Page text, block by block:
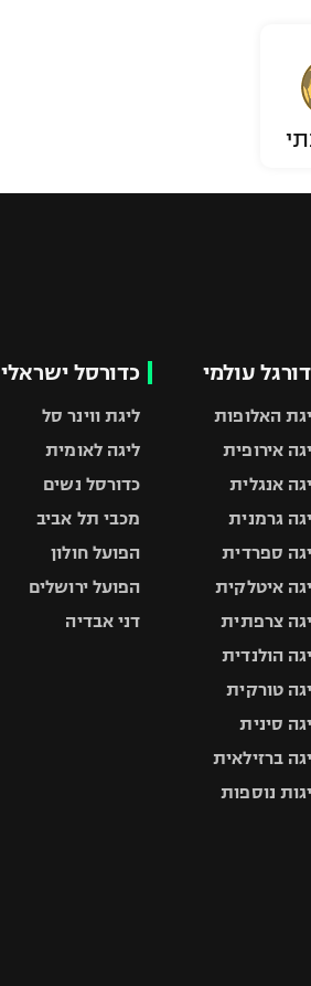
עולמי
האלופות
אירופית
אנגלית
גרמנית
ספרדית
איטלקית
צרפתית
הולנדית
טורקית
סינית
ברזילאית
נוספות
כדורסל ישראלי
ליגת ווינר סל
ליגה לאומית
כדורסל נשים
מכבי תל אביב
הפועל חולון
הפועל ירושלים
דני אבדיה